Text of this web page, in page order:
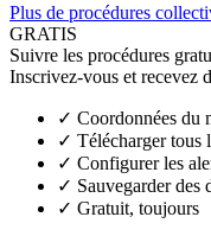
Plus de procédures
GRATIS
Suivre les procédures
Inscrivez-vous et recevez
✓ Coordonnées du
✓ Télécharger tous
✓ Configurer les
✓ Sauvegarder des
✓ Gratuit, toujours